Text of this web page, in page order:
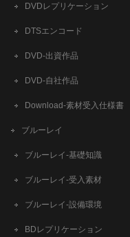
DVDレプリケーション
DTSエンコード
DVD-出資作品
DVD-自社作品
​Download-素材受入仕様書
ブルーレイ
ブルーレイ-基礎知識
ブルーレイ-受入素材
ブルーレイ-設備環境
BDレプリケーション